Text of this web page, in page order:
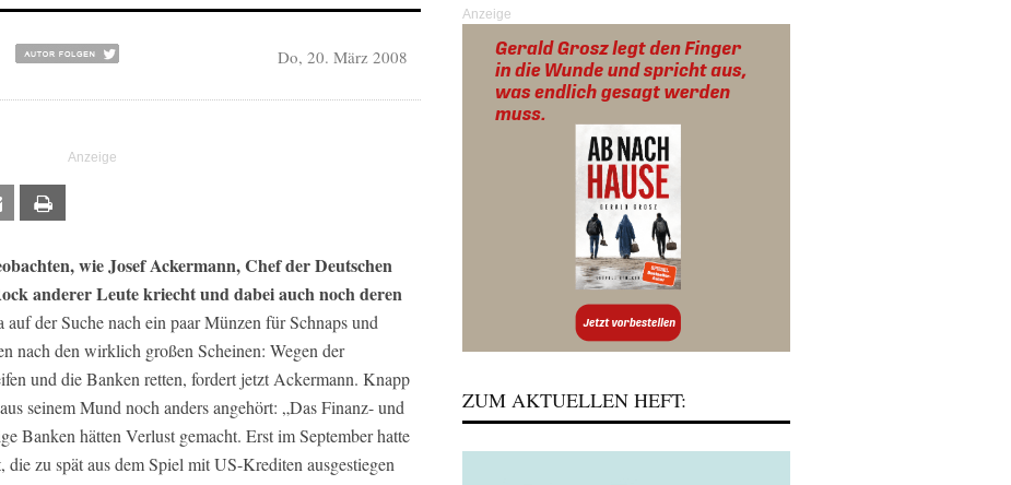
Do, 20. März 2008
Email
wie Josef Ackermann, Chef der Deutschen
anderer Leute kriecht und dabei auch noch deren
auf der Suche nach ein paar Münzen für Schnaps und
nach den wirklich großen Scheinen: Wegen der
und die Banken retten, fordert jetzt Ackermann. Knapp
seinem Mund noch anders angehört: „Das Finanz- und
Banken hätten Verlust gemacht. Erst im September hatte
zu spät aus dem Spiel mit US-Krediten ausgestiegen
Anzeige
ZUM AKTUELLEN HEFT: